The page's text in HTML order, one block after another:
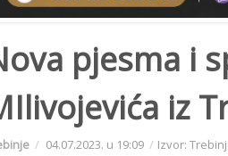
pjesma i
iz
04.07.2023. u 19:09 Izvor: